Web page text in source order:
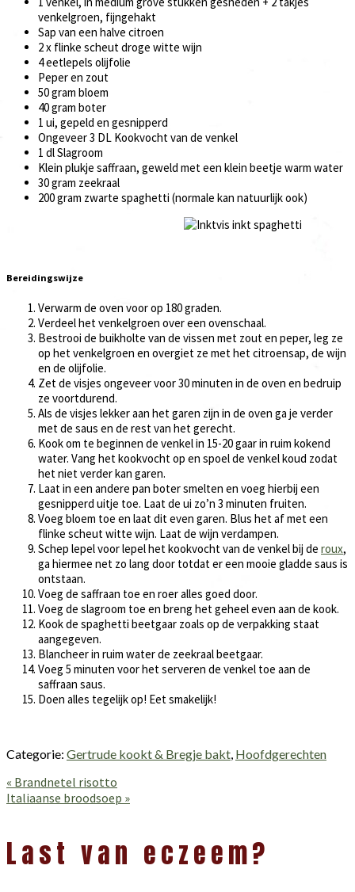
venkelgroen, fijngehakt
Sap van een halve citroen
2 x flinke scheut droge witte wijn
4 eetlepels olijfolie
Peper en zout
50 gram bloem
40 gram boter
1 ui, gepeld en gesnipperd
Ongeveer 3 DL Kookvocht van de venkel
1 dl Slagroom
Klein plukje saffraan, geweld met een klein beetje warm water
30 gram zeekraal
200 gram zwarte spaghetti (normale kan natuurlijk ook)
Bereidingswijze
Verwarm de oven voor op 180 graden.
Verdeel het venkelgroen over een ovenschaal.
Bestrooi de buikholte van de vissen met zout en peper, leg ze
op het venkelgroen en overgiet ze met het citroensap, de wijn
en de olijfolie.
Zet de visjes ongeveer voor 30 minuten in de oven en bedruip
ze voortdurend.
Als de visjes lekker aan het garen zijn in de oven ga je verder
met de saus en de rest van het gerecht.
Kook om te beginnen de venkel in 15-20 gaar in ruim kokend
water. Vang het kookvocht op en spoel de venkel koud zodat
het niet verder kan garen.
Laat in een andere pan boter smelten en voeg hierbij een
gesnipperd uitje toe. Laat de ui zo’n 3 minuten fruiten.
Voeg bloem toe en laat dit even garen. Blus het af met een
flinke scheut witte wijn. Laat de wijn verdampen.
Schep lepel voor lepel het kookvocht van de venkel bij de roux,
ga hiermee net zo lang door totdat er een mooie gladde saus is
ontstaan.
Voeg de saffraan toe en roer alles goed door.
Voeg de slagroom toe en breng het geheel even aan de kook.
Kook de spaghetti beetgaar zoals op de verpakking staat
aangegeven.
Blancheer in ruim water de zeekraal beetgaar.
Voeg 5 minuten voor het serveren de venkel toe aan de
saffraan saus.
Doen alles tegelijk op! Eet smakelijk!
Categorie: Gertrude kookt & Bregje bakt, Hoofdgerechten
Vorig
bericht:
« Brandnetel risotto
Volgend
Italiaanse broodsoep »
Interacties
Last van eczeem?